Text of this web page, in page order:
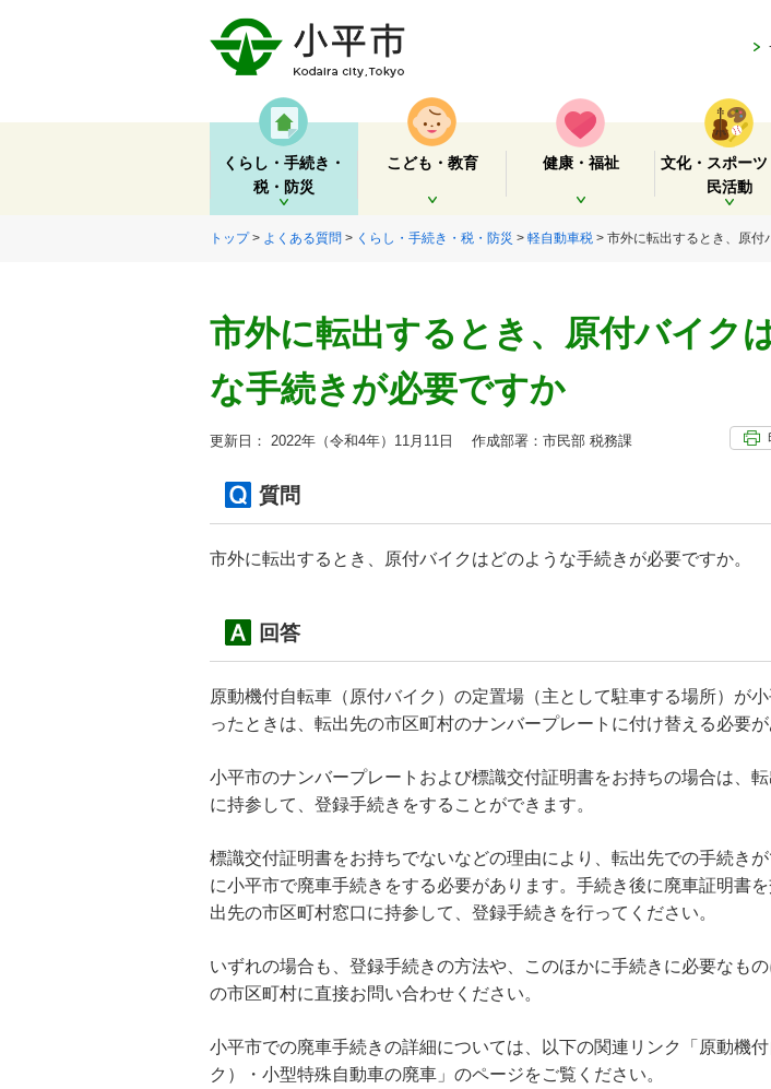
くらし・手続き・
税・防災
開く
こども・教育
開く
健康・福祉
開く
文化・スポーツ
民活動
開く
トップ> よくある質問 > くらし・手続き・税・防災 > 軽自動車税 > 市外に転出するとき、原付
市外に転出するとき、原付バイク
な手続きが必要ですか
更新日： 2022年（令和4年）11月11日 作成部署：市民部 税務課
質問
市外に転出するとき、原付バイクはどのような手続きが必要ですか。
回答
原動機付自転車（原付バイク）の定置場（主として駐車する場所）が
ったときは、転出先の市区町村のナンバープレートに付け替える必要が
小平市のナンバープレートおよび標識交付証明書をお持ちの場合は、
に持参して、登録手続きをすることができます。
標識交付証明書をお持ちでないなどの理由により、転出先での手続き
に小平市で廃車手続きをする必要があります。手続き後に廃車証明書
出先の市区町村窓口に持参して、登録手続きを行ってください。
いずれの場合も、登録手続きの方法や、このほかに手続きに必要なも
の市区町村に直接お問い合わせください。
小平市での廃車手続きの詳細については、以下の関連リンク「原動機
ク）・小型特殊自動車の廃車」のページをご覧ください。